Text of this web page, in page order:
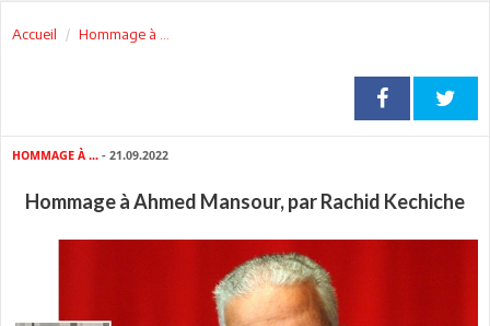
Accueil Hommage à ...
HOMMAGE À ... - 21.09.2022
Hommage à Ahmed Mansour, par Rachid Kechiche